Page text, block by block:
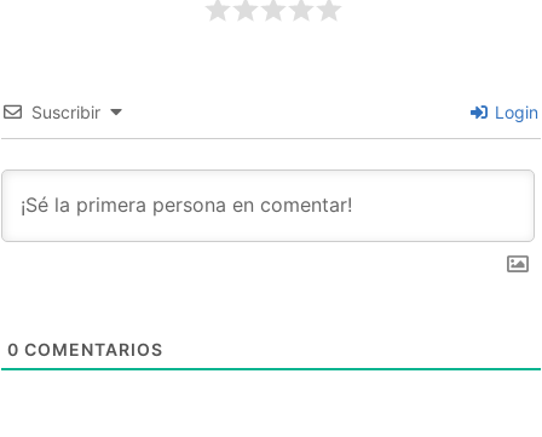
Suscribir Login
0 COMENTARIOS